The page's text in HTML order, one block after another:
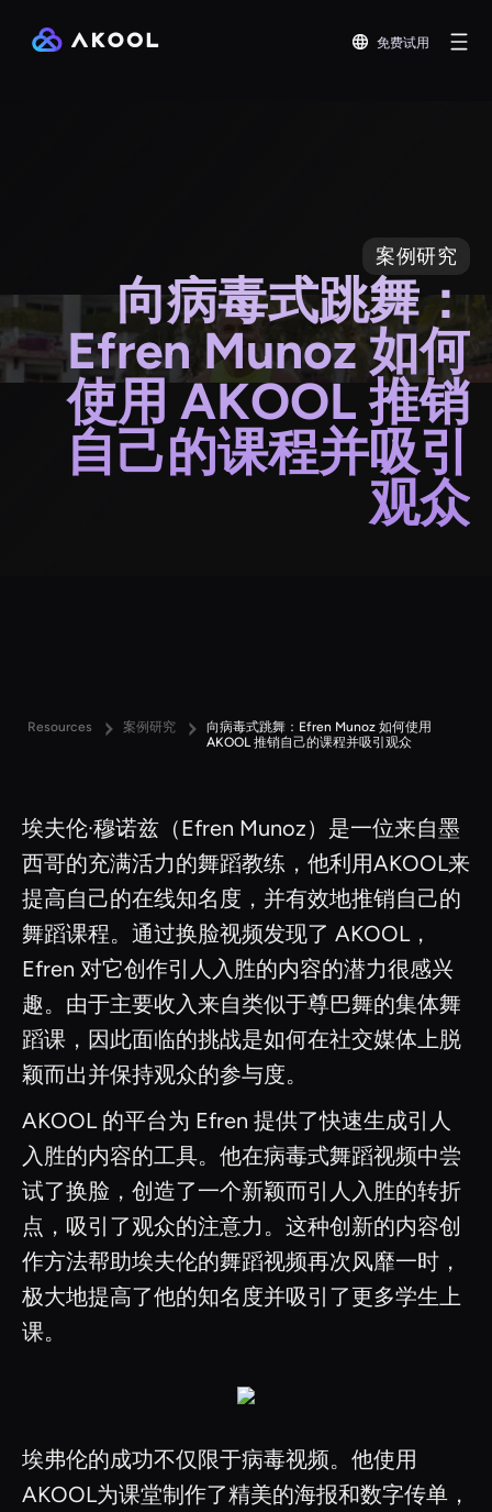
免费试用
案例研究
向病毒式跳舞：
Efren Munoz 如何
使用 AKOOL 推销
自己的课程并吸引
观众
Resources 案例研究
向病毒式跳舞：Efren Munoz 如何使用
AKOOL 推销自己的课程并吸引观众
埃夫伦·穆诺兹（Efren Munoz）是一位来自墨
西哥的充满活力的舞蹈教练，他利用AKOOL来
提高自己的在线知名度，并有效地推销自己的
舞蹈课程。通过换脸视频发现了 AKOOL，
Efren 对它创作引人入胜的内容的潜力很感兴
趣。由于主要收入来自类似于尊巴舞的集体舞
蹈课，因此面临的挑战是如何在社交媒体上脱
颖而出并保持观众的参与度。
AKOOL 的平台为 Efren 提供了快速生成引人
入胜的内容的工具。他在病毒式舞蹈视频中尝
试了换脸，创造了一个新颖而引人入胜的转折
点，吸引了观众的注意力。这种创新的内容创
作方法帮助埃夫伦的舞蹈视频再次风靡一时，
极大地提高了他的知名度并吸引了更多学生上
课。
埃弗伦的成功不仅限于病毒视频。他使用
AKOOL为课堂制作了精美的海报和数字传单，